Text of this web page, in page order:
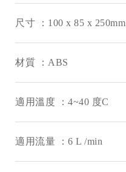
尺寸 ：100 x 85 x 250mm
材質 ：ABS
適用溫度 ：4~40 度C
適用流量 ：6 L /min